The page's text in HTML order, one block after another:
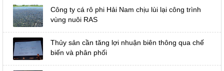
Công ty cá rô phi Hải Nam chịu lùi lại công trình
vùng nuôi RAS
Thủy sản cần tăng lợi nhuận biên thông qua chế
biến và phân phối